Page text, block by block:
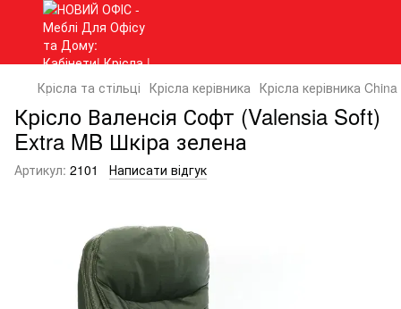
Крісла та стільці Крісла керівника Крісла керівника China
Крісло Валенcія Софт (Valensia Soft)
Extra MB Шкіра зелена
Артикул: 2101 Написати відгук